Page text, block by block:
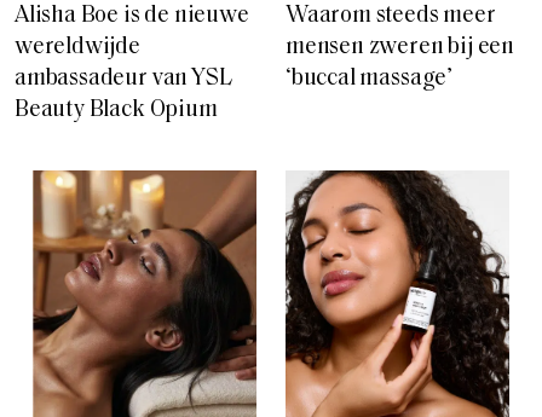
Alisha Boe is de nieuwe
wereldwijde
ambassadeur van YSL
Beauty Black Opium
Waarom steeds meer
mensen zweren bij een
‘buccal massage’